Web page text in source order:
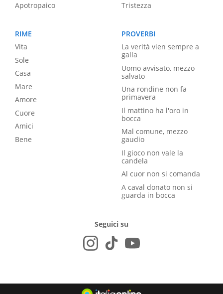
Apotropaico
Tristezza
RIME
Vita
Sole
Casa
Mare
Amore
Cuore
Amici
Bene
PROVERBI
La verità vien sempre a
galla
Uomo avvisato, mezzo
salvato
Una rondine non fa
primavera
Il mattino ha l'oro in
bocca
Mal comune, mezzo
gaudio
Il gioco non vale la
candela
Al cuor non si comanda
A caval donato non si
guarda in bocca
Seguici su